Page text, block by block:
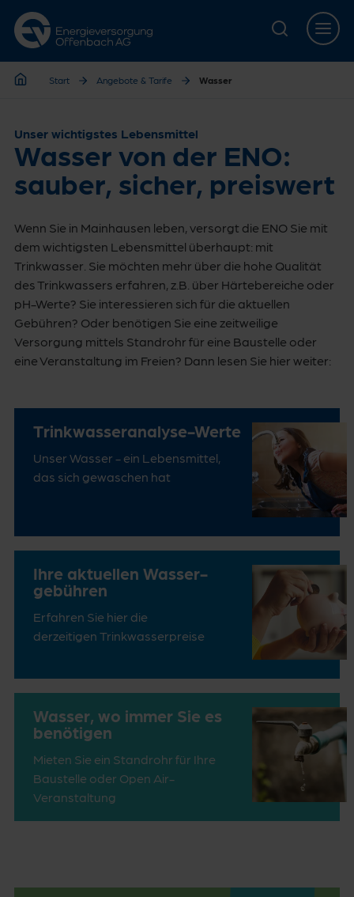
Zur Hauptnavigation springen
Zur Servicelasche springen
Zum Hauptinhalt springen
Zur Footernavigation springen
Start Angebote & Tarife Wasser
Unser wichtigstes Lebensmittel
Wasser von der ENO:
sauber, sicher, preiswert
Wenn Sie in Mainhausen leben, versorgt die ENO Sie mit
dem wichtigsten Lebensmittel überhaupt: mit
Trinkwasser. Sie möchten mehr über die hohe Qualität
des Trinkwassers erfahren, z.B. über Härtebereiche oder
pH-Werte? Sie interessieren sich für die aktuellen
Gebühren? Oder benötigen Sie eine zeitweilige
Versorgung mittels Standrohr für eine Baustelle oder
eine Veranstaltung im Freien? Dann lesen Sie hier weiter:
Trink­wasser­analyse-Werte
Unser Wasser - ein Lebensmittel,
das sich gewaschen hat
Ihre aktuellen Wasser­
gebühren
Erfahren Sie hier die
derzeitigen Trinkwasser­preise
Wasser, wo immer Sie es
benötigen
Mieten Sie ein Standrohr für Ihre
Baustelle oder Open Air-
Veranstaltung